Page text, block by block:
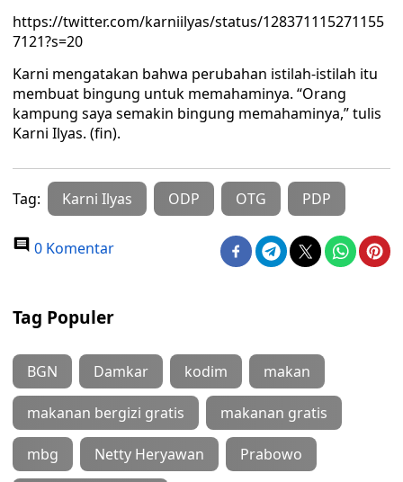
https://twitter.com/karniilyas/status/128371115271155
7121?s=20
Karni mengatakan bahwa perubahan istilah-istilah itu
membuat bingung untuk memahaminya. “Orang
kampung saya semakin bingung memahaminya,” tulis
Karni Ilyas. (fin).
Tag: Karni Ilyas ODP OTG PDP
0 Komentar
Tag Populer
BGN Damkar kodim makan
makanan bergizi gratis makanan gratis
mbg Netty Heryawan Prabowo